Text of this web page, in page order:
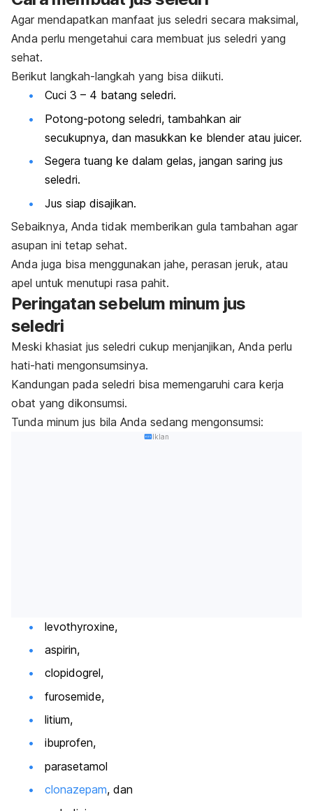
Agar mendapatkan manfaat jus seledri secara maksimal,
Anda perlu mengetahui cara membuat jus seledri yang
sehat.
Berikut langkah-langkah yang bisa diikuti.
Cuci 3 – 4 batang seledri.
Potong-potong seledri, tambahkan air
secukupnya, dan masukkan ke blender atau juicer.
Segera tuang ke dalam gelas, jangan saring jus
seledri.
Jus siap disajikan.
Sebaiknya, Anda tidak memberikan gula tambahan agar
asupan ini tetap sehat.
Anda juga bisa menggunakan jahe, perasan jeruk, atau
apel untuk menutupi rasa pahit.
Peringatan sebelum minum jus
seledri
Meski khasiat jus seledri cukup menjanjikan, Anda perlu
hati-hati mengonsumsinya.
Kandungan pada seledri bisa memengaruhi cara kerja
obat yang dikonsumsi.
Tunda minum jus bila Anda sedang mengonsumsi:
Iklan
levothyroxine,
aspirin,
clopidogrel,
furosemide,
litium,
ibuprofen,
parasetamol
clonazepam, dan